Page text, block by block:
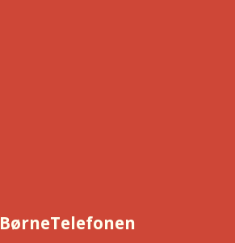
BørneTelefonen